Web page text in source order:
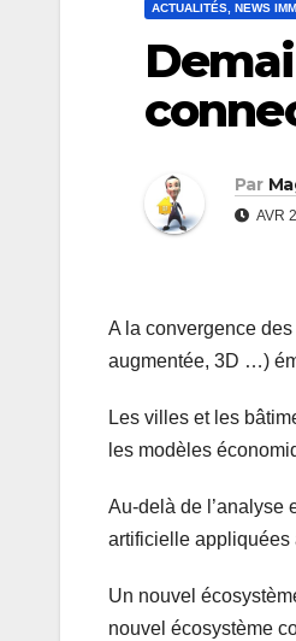
ACTUALITÉS, NEWS
Par
AVR
A la convergence
augmentée, 3D …)
Les villes et les
les modèles
Au-delà de l’analyse
artificielle appliquées
Un nouvel
nouvel écosystème